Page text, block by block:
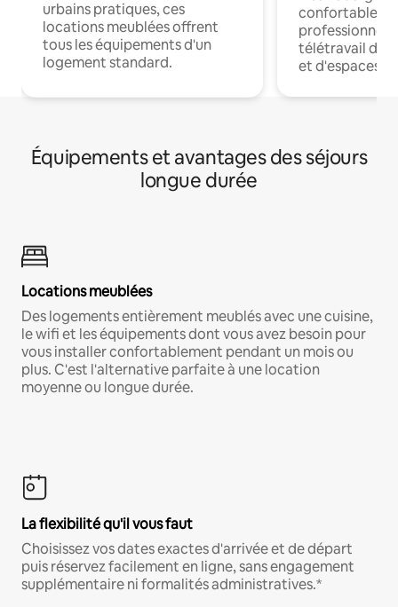
urbains pratiques, ces
locations meublées offrent
tous les équipements d'un
logement standard.
confortables
professionnels
télétravail
et d'espaces
Équipements et avantages des séjours
longue durée
Locations meublées
Des logements entièrement meublés avec une cuisine,
le wifi et les équipements dont vous avez besoin pour
vous installer confortablement pendant un mois ou
plus. C'est l'alternative parfaite à une location
moyenne ou longue durée.
La flexibilité qu'il vous faut
Choisissez vos dates exactes d'arrivée et de départ
puis réservez facilement en ligne, sans engagement
supplémentaire ni formalités administratives.*